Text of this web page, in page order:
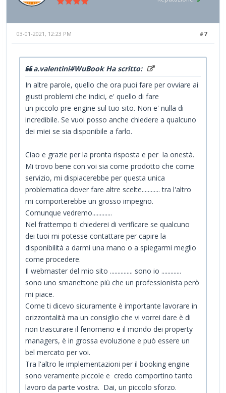
#7
03-01-2021, 12:23 PM
a.valentini#WuBook Ha scritto:
In altre parole, quello che ora puoi fare per ovviare ai
giusti problemi che indici, e' quello di fare
un piccolo pre-engine sul tuo sito. Non e' nulla di
incredibile. Se vuoi posso anche chiedere a qualcuno
dei miei se sia disponibile a farlo.
Ciao e grazie per la pronta risposta e per la onestà.
Mi trovo bene con voi sia come prodotto che come
servizio, mi dispiacerebbe per questa unica
problematica dover fare altre scelte............ tra l'altro
mi comporterebbe un grosso impegno.
Comunque vedremo.............
Nel frattempo ti chiederei di verificare se qualcuno
dei tuoi mi potesse contattare per capire la
disponibilità a darmi una mano o a spiegarmi meglio
come procedere.
Il webmaster del mio sito ............... sono io .............
sono uno smanettone più che un professionista però
mi piace.
Come ti dicevo sicuramente è importante lavorare in
orizzontalità ma un consiglio che vi vorrei dare è di
non trascurare il fenomeno e il mondo dei property
managers, è in grossa evoluzione e può essere un
bel mercato per voi.
Tra l'altro le implementazioni per il booking engine
sono veramente piccole e credo comportino tanto
lavoro da parte vostra. Dai, un piccolo sforzo.